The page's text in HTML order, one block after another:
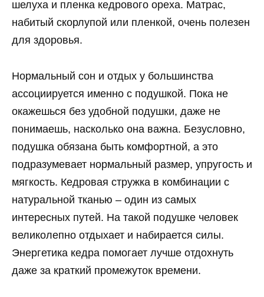
шелуха и пленка кедрового ореха. Матрас,
набитый скорлупой или пленкой, очень полезен
для здоровья.
Нормальный сон и отдых у большинства
ассоциируется именно с подушкой. Пока не
окажешься без удобной подушки, даже не
понимаешь, насколько она важна. Безусловно,
подушка обязана быть комфортной, а это
подразумевает нормальный размер, упругость и
мягкость. Кедровая стружка в комбинации с
натуральной тканью – один из самых
интересных путей. На такой подушке человек
великолепно отдыхает и набирается силы.
Энергетика кедра помогает лучше отдохнуть
даже за краткий промежуток времени.